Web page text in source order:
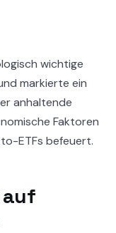
wichtige
markierte ein
anhaltende
Faktoren
ETFs befeuert.
auf